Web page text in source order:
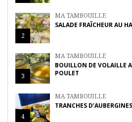
2
MA TAMBOUILLE
SALADE FRAÎCHEUR AU
3
MA TAMBOUILLE
BOUILLON DE VOLAILLE
POULET
4
MA TAMBOUILLE
TRANCHES